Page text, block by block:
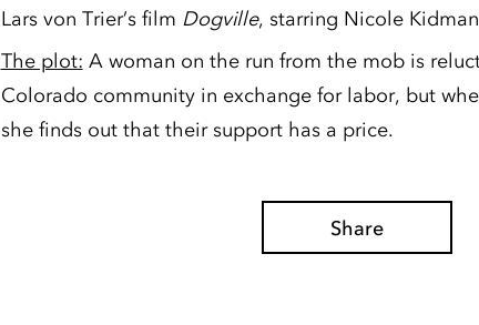
Lars von Trier’s film Dogville, starring Nicole
The plot: A woman on the run from the mob is
Colorado community in exchange for labor, but
she finds out that their support has a price.
Share